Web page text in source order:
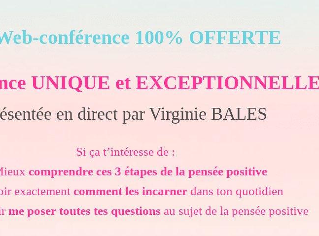
conférence 100% OFFERTE
UNIQUE et
en direct par Virginie BALES
Si ça t’intéresse de :
comprendre ces 3 étapes de la pensée positive
exactement comment les incarner dans ton quotidien
me poser toutes tes questions au sujet de la pensée positive